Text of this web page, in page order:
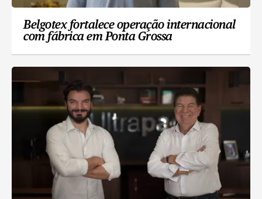
Belgotex fortalece operação internacional
com fábrica em Ponta Grossa